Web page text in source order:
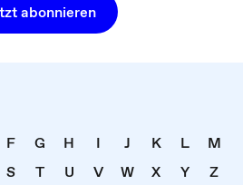
abonnieren
F G H I J K L
M
S T U V W X Y
Z